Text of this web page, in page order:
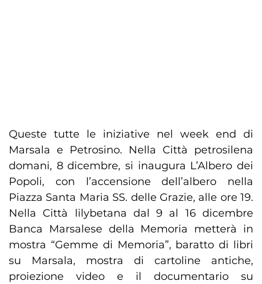
Queste tutte le iniziative nel week end di
Marsala e Petrosino. Nella Città petrosilena
domani, 8 dicembre, si inaugura L’Albero dei
Popoli, con l’accensione dell’albero nella
Piazza Santa Maria SS. delle Grazie, alle ore 19.
Nella Città lilybetana dal 9 al 16 dicembre
Banca Marsalese della Memoria metterà in
mostra “Gemme di Memoria”, baratto di libri
su Marsala, mostra di cartoline antiche,
proiezione video e il documentario su